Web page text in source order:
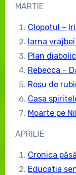
MARTIE
Clopotul –
Iarna
Plan
Rebecca –
Rosu de
Casa
Moarte pe
APRILIE
Cronica
Educatia